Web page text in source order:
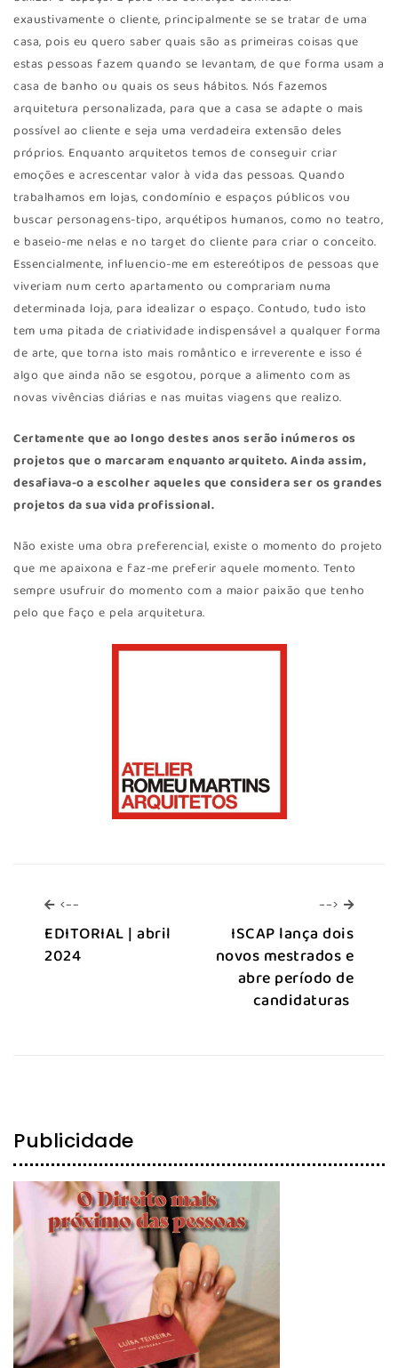
exaustivamente o cliente, principalmente se se tratar de uma
casa, pois eu quero saber quais são as primeiras coisas que
estas pessoas fazem quando se levantam, de que forma usam a
casa de banho ou quais os seus hábitos. Nós fazemos
arquitetura personalizada, para que a casa se adapte o mais
possível ao cliente e seja uma verdadeira extensão deles
próprios. Enquanto arquitetos temos de conseguir criar
emoções e acrescentar valor à vida das pessoas. Quando
trabalhamos em lojas, condomínio e espaços públicos vou
buscar personagens-tipo, arquétipos humanos, como no teatro,
e baseio-me nelas e no target do cliente para criar o conceito.
Essencialmente, influencio-me em estereótipos de pessoas que
viveriam num certo apartamento ou comprariam numa
determinada loja, para idealizar o espaço. Contudo, tudo isto
tem uma pitada de criatividade indispensável a qualquer forma
de arte, que torna isto mais romântico e irreverente e isso é
algo que ainda não se esgotou, porque a alimento com as
novas vivências diárias e nas muitas viagens que realizo.
Certamente que ao longo destes anos serão inúmeros os
projetos que o marcaram enquanto arquiteto. Ainda assim,
desafiava-o a escolher aqueles que considera ser os grandes
projetos da sua vida profissional.
Não existe uma obra preferencial, existe o momento do projeto
que me apaixona e faz-me preferir aquele momento. Tento
sempre usufruir do momento com a maior paixão que tenho
pelo que faço e pela arquitetura.
<--
EDITORIAL | abril
2024
--> -->
ISCAP lança dois
novos mestrados e
abre período de
candidaturas
Publicidade